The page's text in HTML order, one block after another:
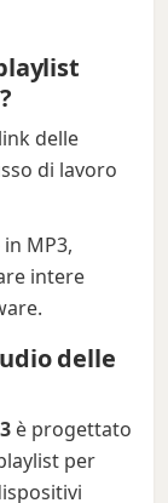
delle
di lavoro
MP3,
intere
delle
è progettato
per